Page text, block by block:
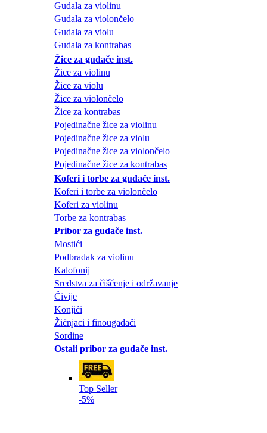
Gudala za violinu
Gudala za violončelo
Gudala za violu
Gudala za kontrabas
Žice za gudače inst.
Žice za violinu
Žice za violu
Žice za violončelo
Žice za kontrabas
Pojedinačne žice za violinu
Pojedinačne žice za violu
Pojedinačne žice za violončelo
Pojedinačne žice za kontrabas
Koferi i torbe za gudače inst.
Koferi i torbe za violončelo
Koferi za violinu
Torbe za kontrabas
Pribor za gudače inst.
Mostići
Podbradak za violinu
Kalofonij
Sredstva za čiščenje i održavanje
Čivije
Konjići
Žičnjaci i finougađači
Sordine
Ostali pribor za gudače inst.
Top Seller
-5%